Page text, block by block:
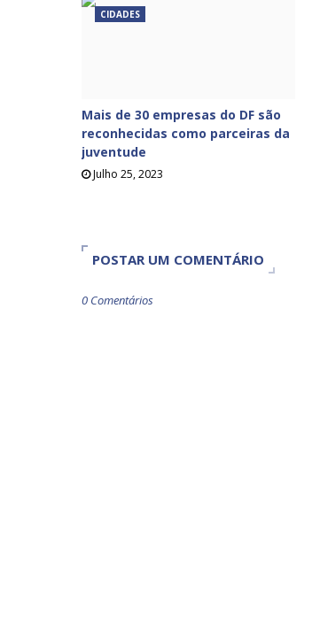
CIDADES
Mais de 30 empresas do DF são
reconhecidas como parceiras da
juventude
Julho 25, 2023
POSTAR UM COMENTÁRIO
0 Comentários